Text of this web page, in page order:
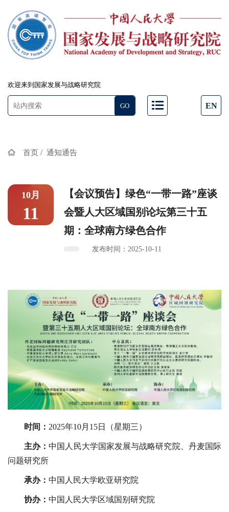
欢迎来到国家发展与战略研究院
EN
首页 / 通知通告
10月
11
【会议预告】绿色“一带一路”座谈
会暨人大区域国别论坛第三十五
期：全球南方绿色合作
发布时间：2025-10-11
时间： 2025年10月15日（星期三）
主办：中国人民大学国家发展与战略研究院、丹麦国际
问题研究所
承办： 中国人民大学欧亚研究院
协办： 中国人民大学区域国别研究院